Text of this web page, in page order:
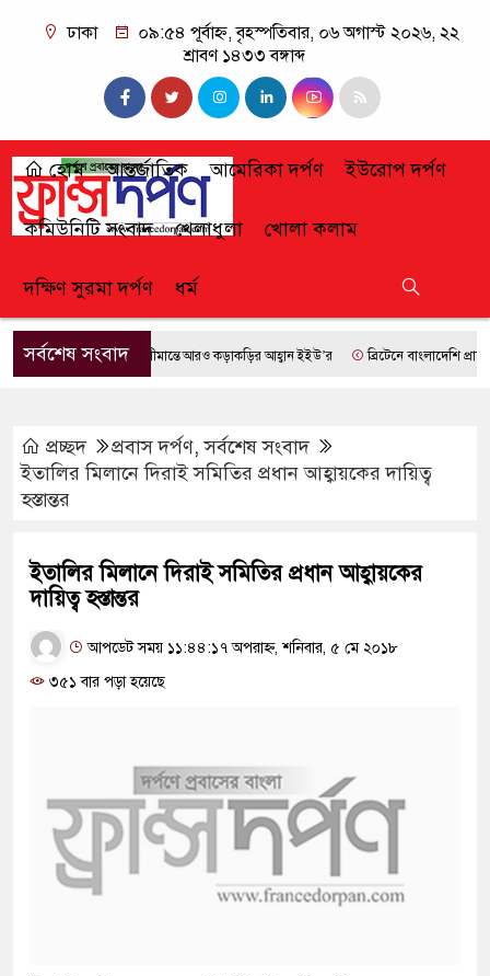
ঢাকা
০৯:৫৪ পূর্বাহ্ন, বৃহস্পতিবার, ০৬ অগাস্ট ২০২৬, ২২
শ্রাবণ ১৪৩৩ বঙ্গাব্দ
হোম আন্তর্জাতিক আমেরিকা দর্পণ ইউরোপ দর্পণ
কমিউনিটি সংবাদ খেলাধুলা খোলা কলাম
দক্ষিণ সুরমা দর্পণ ধর্ম
সর্বশেষ সংবাদসীমান্তে আরও কড়াকড়ির আহ্বান ইইউ’র ব্রিটেনে বাংলাদেশি প্রায় ৭
প্রচ্ছদ প্রবাস দর্পণ,সর্বশেষ সংবাদ
ইতালির মিলানে দিরাই সমিতির প্রধান আহ্বায়কের দায়িত্ব
হস্তান্তর
ইতালির মিলানে দিরাই সমিতির প্রধান আহ্বায়কের
দায়িত্ব হস্তান্তর
আপডেট সময় ১১:৪৪:১৭ অপরাহ্ন, শনিবার, ৫ মে ২০১৮
৩৫১ বার পড়া হয়েছে